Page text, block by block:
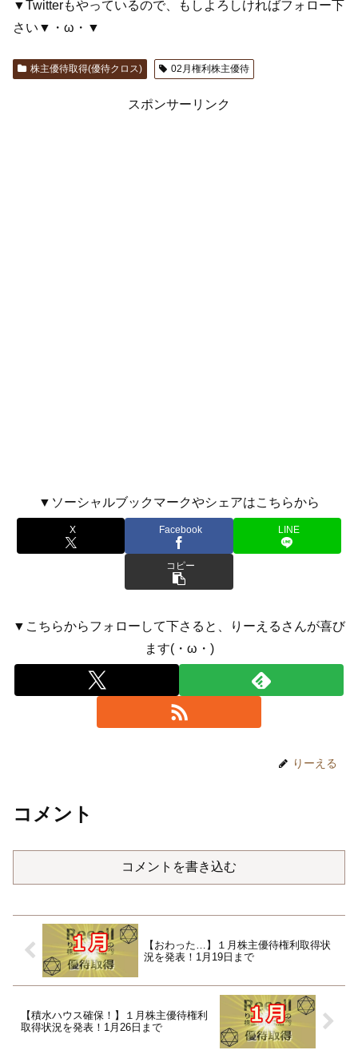
▼Twitterもやっているので、もしよろしければフォロー下
さい▼・ω・▼
株主優待取得(優待クロス) 02月権利株主優待
スポンサーリンク
▼ソーシャルブックマークやシェアはこちらから
X Facebook LINE
コピー
▼こちらからフォローして下さると、りーえるさんが喜び
ます(・ω・)
りーえる
コメント
コメントを書き込む
【おわった…】１月株主優待権利取得状
況を発表！1月19日まで
【積水ハウス確保！】１月株主優待権利
取得状況を発表！1月26日まで